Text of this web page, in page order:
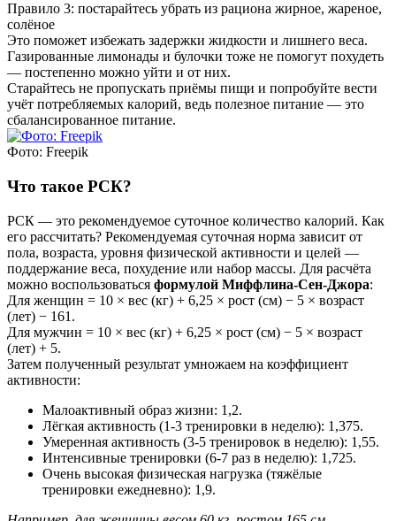
Правило 3: постарайтесь убрать из рациона жирное, жареное,
солёное
Это поможет избежать задержки жидкости и лишнего веса.
Газированные лимонады и булочки тоже не помогут похудеть
— постепенно можно уйти и от них.
Старайтесь не пропускать приёмы пищи и попробуйте вести
учёт потребляемых калорий, ведь полезное питание — это
сбалансированное питание.
Фото: Freepik
Что такое РСК?
РСК — это рекомендуемое суточное количество калорий. Как
его рассчитать? Рекомендуемая суточная норма зависит от
пола, возраста, уровня физической активности и целей —
поддержание веса, похудение или набор массы. Для расчёта
можно воспользоваться формулой Миффлина-Сен-Джора:
Для женщин = 10 × вес (кг) + 6,25 × рост (см) − 5 × возраст
(лет) − 161.
Для мужчин = 10 × вес (кг) + 6,25 × рост (см) − 5 × возраст
(лет) + 5.
Затем полученный результат умножаем на коэффициент
активности:
Малоактивный образ жизни: 1,2.
Лёгкая активность (1-3 тренировки в неделю): 1,375.
Умеренная активность (3-5 тренировок в неделю): 1,55.
Интенсивные тренировки (6-7 раз в неделю): 1,725.
Очень высокая физическая нагрузка (тяжёлые
тренировки ежедневно): 1,9.